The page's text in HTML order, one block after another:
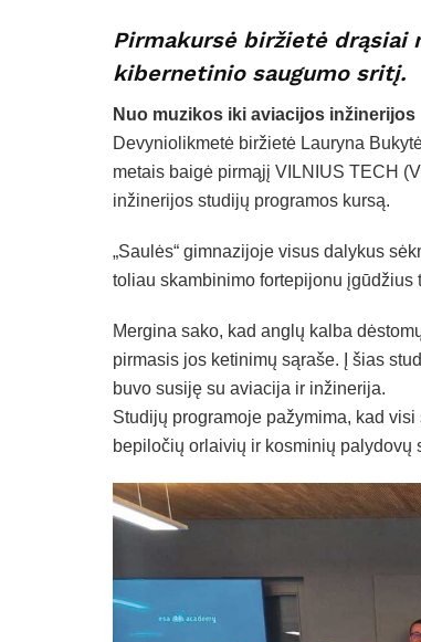
Pirmakursė biržietė drąsiai
kibernetinio saugumo sritį.
Nuo muzikos iki aviacijos inžinerijos
Devyniolikmetė biržietė Lauryna
metais baigė pirmąjį VILNIUS TECH
inžinerijos studijų programos kursą.
„Saulės“ gimnazijoje visus dalykus
toliau skambinimo fortepijonu
Mergina sako, kad anglų kalba
pirmasis jos ketinimų sąraše. Į šias
buvo susiję su aviacija ir inžinerija.
Studijų programoje pažymima, kad
bepiločių orlaivių ir kosminių palydovų